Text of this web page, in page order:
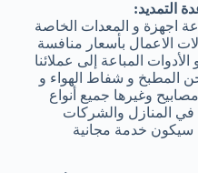
التمديد:
اجهزة و المعدات الخاصة
الاعمال بأسعار منافسة
المباعة إلى عملائنا
المطبخ و شفاط الهواء و
وغيرها جميع أنواع
المنازل والشركات
سيكون خدمة مجانية